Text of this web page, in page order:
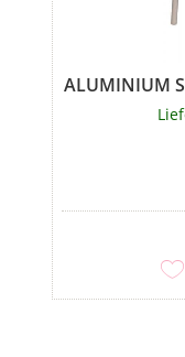
ALUMINIUM